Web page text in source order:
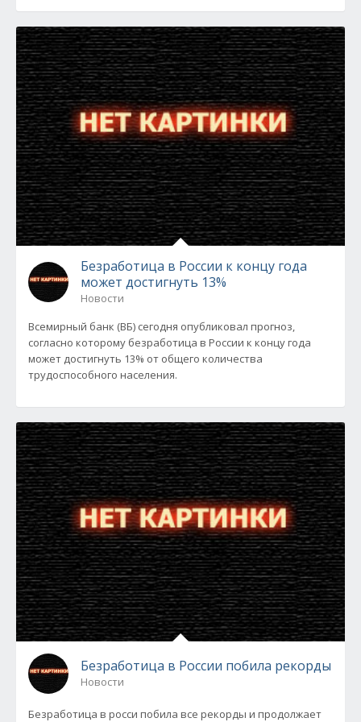
Безработица в России к концу года
может достигнуть 13%
Новости
Всемирный банк (ВБ) сегодня опубликовал прогноз,
согласно которому безработица в России к концу года
может достигнуть 13% от общего количества
трудоспособного населения.
Безработица в России побила рекорды
Новости
Безработица в росси побила все рекорды и продолжает